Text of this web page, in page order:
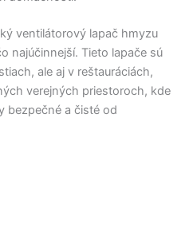
ventilátorový lapač hmyzu
najúčinnejší. Tieto lapače sú
ale aj v reštauráciách,
verejných priestoroch, kde
bezpečné a čisté od